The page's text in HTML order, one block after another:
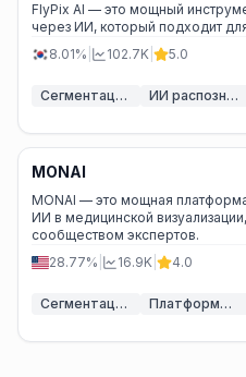
FlyPix AI — это мощный
через ИИ, который подходит
8.01%
102.7K 5.0
Сегментация изображений ИИ ИИ распознавание изображений
MONAI
MONAI — это мощная
ИИ в медицинской
сообществом экспертов.
28.77%
16.9K 4.0
Сегментация изображений ИИ Платформы обучения моделей ИИ